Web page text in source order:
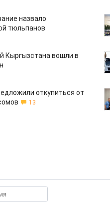
назвало
тюльпанов
Кыргызстана вошли в
откупиться от
13